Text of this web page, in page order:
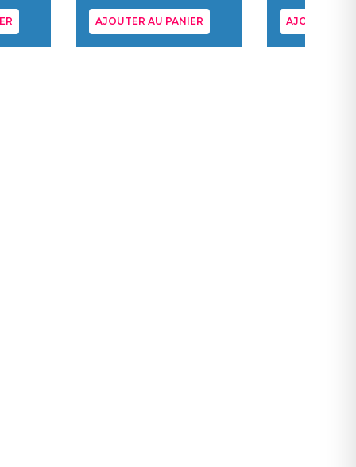
AJOUTER AU PANIER AJOUTER AU